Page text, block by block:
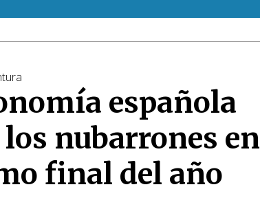
española
los nubarrones en
final del año